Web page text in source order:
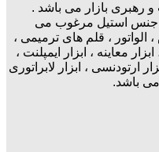
رهبری بازار می باشد .
جنس استیل مرغوب می
، قلم های ترمیمی ،
معاینه ، ابزار ایمپلنت ،
ارتودنسی ، ابزار لابراتوری
باشد.